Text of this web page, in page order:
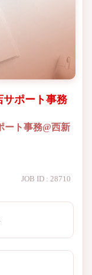
サポート事務
ート事務@西新
JOB ID : 28710